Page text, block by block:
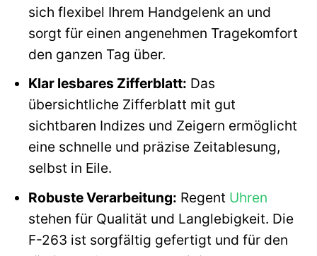
sich flexibel Ihrem Handgelenk an und
sorgt für einen angenehmen Tragekomfort
den ganzen Tag über.
Klar lesbares Zifferblatt: Das
übersichtliche Zifferblatt mit gut
sichtbaren Indizes und Zeigern ermöglicht
eine schnelle und präzise Zeitablesung,
selbst in Eile.
Robuste Verarbeitung: Regent Uhren
stehen für Qualität und Langlebigkeit. Die
F-263 ist sorgfältig gefertigt und für den